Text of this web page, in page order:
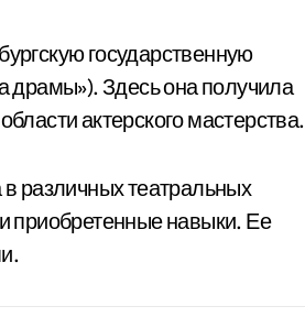
государственную
драмы»). Здесь она получила
актерского мастерства.
различных театральных
приобретенные навыки. Ее